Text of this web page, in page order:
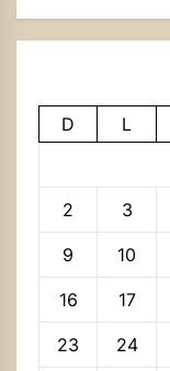
D L
2 3
9 10
16 17
23 24